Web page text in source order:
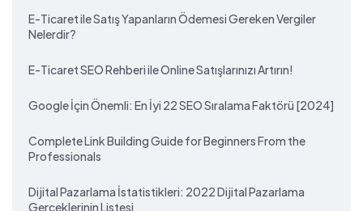
E-Ticaret ile Satış Yapanların Ödemesi Gereken Vergiler
Nelerdir?
E-Ticaret SEO Rehberi ile Online Satışlarınızı Artırın!
Google İçin Önemli: En İyi 22 SEO Sıralama Faktörü [2024]
Complete Link Building Guide for Beginners From the
Professionals
Dijital Pazarlama İstatistikleri: 2022 Dijital Pazarlama
Gerçeklerinin Listesi